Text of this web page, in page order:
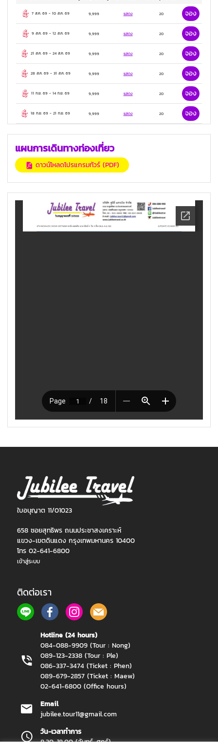
7 ส.ค. 69- 10 ส.ค. 69 9,999 แสดง 20 จอง
9 ส.ค. 69- 12 ส.ค. 69 9,999 แสดง 20 จอง
21 ส.ค. 69 -24 ส.ค. 69 9,999 แสดง 20 จอง
28 ส.ค. 69- 31 ส.ค. 69 9,999 แสดง 20 จอง
11 ก.ย. 69 -14 ก.ย. 69 9,999 แสดง 20 จอง
18 ก.ย. 69 -21 ก.ย. 69 9,999 แสดง 20 จอง
แผนการเดินทางท่องเที่ยว
ดาวน์โหลดโปรแกรมทัวร์ (PDF)
ใบอนุญาต 11/01023
658 ซอยสุทธิพร ถนนประชาสงเคราะห์
แขวง-เขตดินแดง กรุงเทพมหานคร 10400
โทร 02-641-6800
เข้าสู่ระบบ
ติดต่อเรา
Hotline (24 hours)
084-088-9909 (Tour : Nong)
089-123-2338 (Tour : Ple)
086-337-3474 (Ticket : Phen)
089-679-2857 (Ticket : Maew)
02-641-6800 (Office hours)
Email
jubilee.tour11@gmail.com
วัน-เวลาทำการ
8.30-18.00 (จันทร์-ศุกร์)